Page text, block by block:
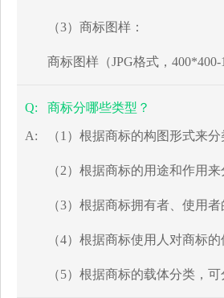
（3）商标图样：
商标图样（JPG格式，400*400-
Q: 商标分哪些类型？
A: （1）根据商标的构图形式来
（2）根据商标的用途和作用
（3）根据商标拥有者、使用
（4）根据商标使用人对商标
（5）根据商标的载体分类，